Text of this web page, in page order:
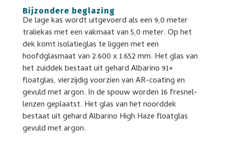
Bijzondere beglazing
De lage kas wordt uitgevoerd als een 9,0 meter
traliekas met een vakmaat van 5,0 meter. Op het
dek komt isolatieglas te liggen met een
hoofdglasmaat van 2.600 x 1.652 mm. Het glas van
het zuiddek bestaat uit gehard Albarino 91+
floatglas, vierzijdig voorzien van AR-coating en
gevuld met argon. In de spouw worden 16 fresnel-
lenzen geplaatst. Het glas van het noorddek
bestaat uit gehard Albarino High Haze floatglas
gevuld met argon.